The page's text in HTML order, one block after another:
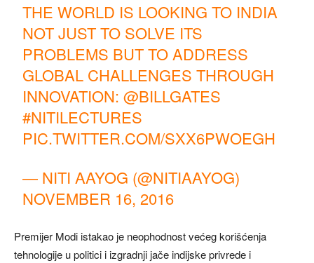
THE WORLD IS LOOKING TO INDIA
NOT JUST TO SOLVE ITS
PROBLEMS BUT TO ADDRESS
GLOBAL CHALLENGES THROUGH
INNOVATION:@BILLGATES
#NITILECTURES
PIC.TWITTER.COM/SXX6PWOEGH
— NITI AAYOG (@NITIAAYOG)
NOVEMBER 16, 2016
Premijer Modi istakao je neophodnost većeg korišćenja
tehnologije u politici i izgradnji jače indijske privrede i